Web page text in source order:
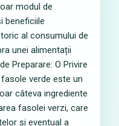
modul de
beneficiile
al consumului de
unei alimentații
Preparare: O Privire
verde este un
câteva ingrediente
fasolei verzi, care
și eventual a